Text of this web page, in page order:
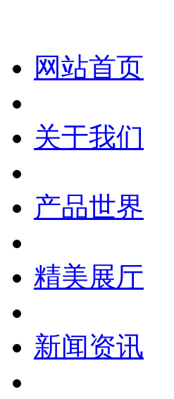
网站首页
关于我们
产品世界
精美展厅
新闻资讯